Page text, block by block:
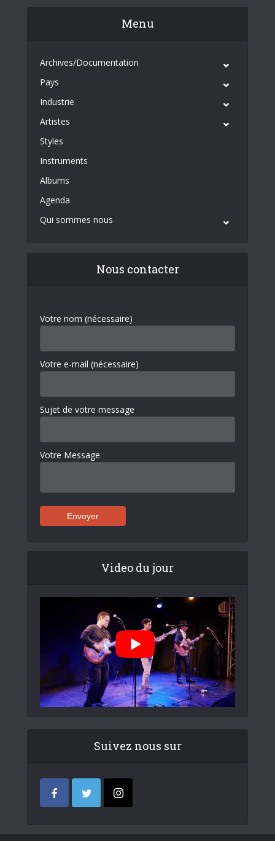
Menu
Archives/Documentation
Pays
Industrie
Artistes
Styles
Instruments
Albums
Agenda
Qui sommes nous
Nous contacter
Votre nom (nécessaire)
Votre e-mail (nécessaire)
Sujet de votre message
Votre Message
Video du jour
Suivez nous sur